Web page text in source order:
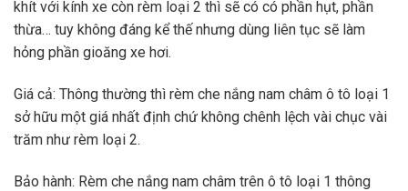
khít với kính xe còn rèm loại 2 thì sẽ có có phần hụt, phần
thừa… tuy không đáng kể thế nhưng dùng liên tục sẽ làm
hỏng phần gioăng xe hơi.
Giá cả: Thông thường thì rèm che nắng nam châm ô tô loại 1
sở hữu một giá nhất định chứ không chênh lệch vài chục vài
trăm như rèm loại 2.
Bảo hành: Rèm che nắng nam châm trên ô tô loại 1 thông